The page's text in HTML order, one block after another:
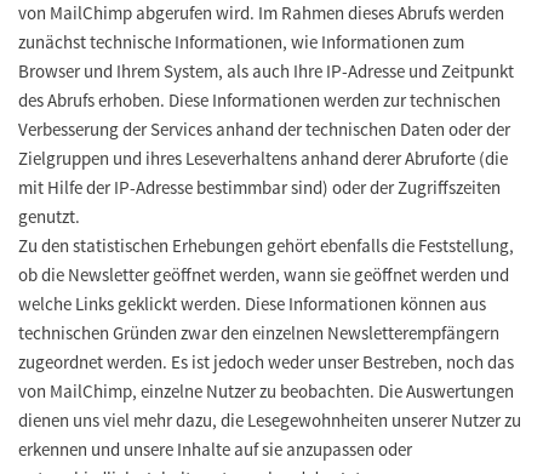
von MailChimp abgerufen wird. Im Rahmen dieses Abrufs werden
zunächst technische Informationen, wie Informationen zum
Browser und Ihrem System, als auch Ihre IP-Adresse und Zeitpunkt
des Abrufs erhoben. Diese Informationen werden zur technischen
Verbesserung der Services anhand der technischen Daten oder der
Zielgruppen und ihres Leseverhaltens anhand derer Abruforte (die
mit Hilfe der IP-Adresse bestimmbar sind) oder der Zugriffszeiten
genutzt.
Zu den statistischen Erhebungen gehört ebenfalls die Feststellung,
ob die Newsletter geöffnet werden, wann sie geöffnet werden und
welche Links geklickt werden. Diese Informationen können aus
technischen Gründen zwar den einzelnen Newsletterempfängern
zugeordnet werden. Es ist jedoch weder unser Bestreben, noch das
von MailChimp, einzelne Nutzer zu beobachten. Die Auswertungen
dienen uns viel mehr dazu, die Lesegewohnheiten unserer Nutzer zu
erkennen und unsere Inhalte auf sie anzupassen oder